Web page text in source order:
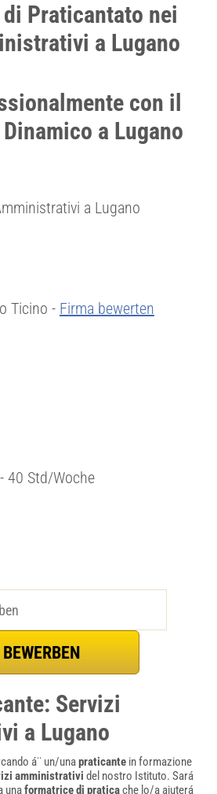
Praticantato nei
a Lugano
con il
a Lugano
a Lugano
Ticino - Firma bewerten
40 Std/Woche
Servizi
a Lugano
á¨ un/unapraticantein formazione
amministrativi del nostro Istituto. Sará
unaformatrice di praticache lo/a aiuterá